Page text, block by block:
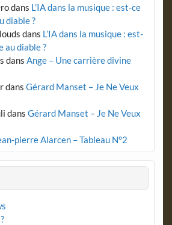
dans L’IA dans la musique : est-ce
diable ?
dans L’IA dans la musique : est-
au diable ?
dans Ange – Une carrière divine
dans Gérard Manset – Je Ne Veux
dans Gérard Manset – Je Ne Veux
pierre Alarcen – Tableau N°2